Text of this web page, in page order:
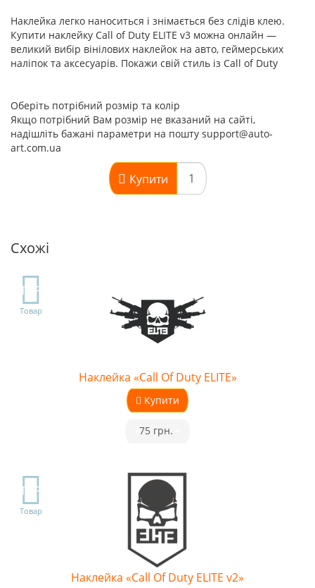
Наклейка легко наноситься і знімається без слідів клею.
Купити наклейку Call of Duty ELITE v3 можна онлайн —
великий вибір вінілових наклейок на авто, геймерських
наліпок та аксесуарів. Покажи свій стиль із Call of Duty
Оберіть потрібний розмір та колір
Якщо потрібний Вам розмір не вказаний на сайті,
надішліть бажані параметри на пошту support@auto-
art.com.ua
Купити
Схожі
TOP
Товар
Наклейка «Call Of Duty ELITE»
Купити
75 грн.
TOP
Товар
Наклейка «Call Of Duty ELITE v2»